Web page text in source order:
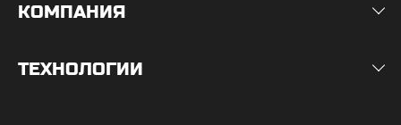
КОМПАНИЯ
ТЕХНОЛОГИИ